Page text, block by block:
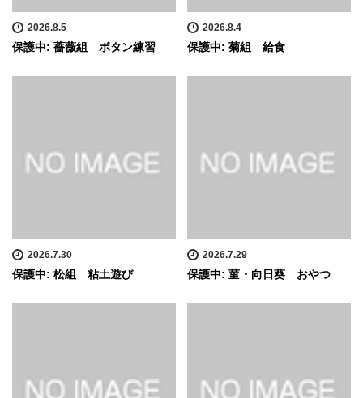
2026.8.5
保護中: 薔薇組 ボタン練習
2026.8.4
保護中: 菊組 給食
2026.7.30
保護中: 松組 粘土遊び
2026.7.29
保護中: 菫・向日葵 おやつ